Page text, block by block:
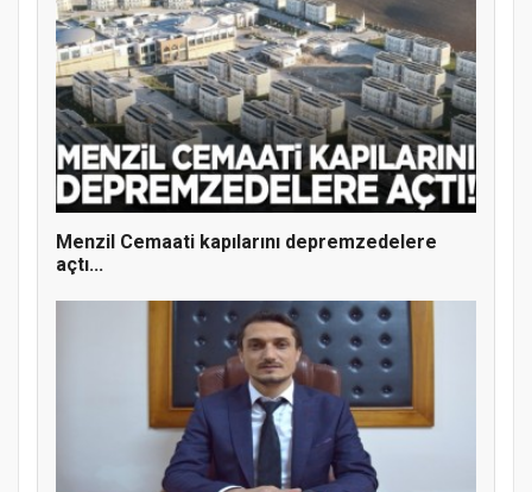
MÜFTÜ ABULSELAM ÖZDERE’YE ZİYARET
Hz. Peygamber ve Gençlik Konferansı
Menzil Cemaati kapılarını depremzedelere
açtı...